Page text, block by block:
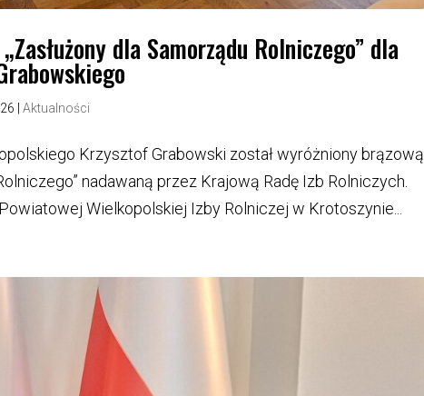
dla Samorządu Rolniczego” dla
|Aktualności
Krzysztof Grabowski został wyróżniony brązową
nadawaną przez Krajową Radę Izb Rolniczych.
Wielkopolskiej Izby Rolniczej w Krotoszynie...